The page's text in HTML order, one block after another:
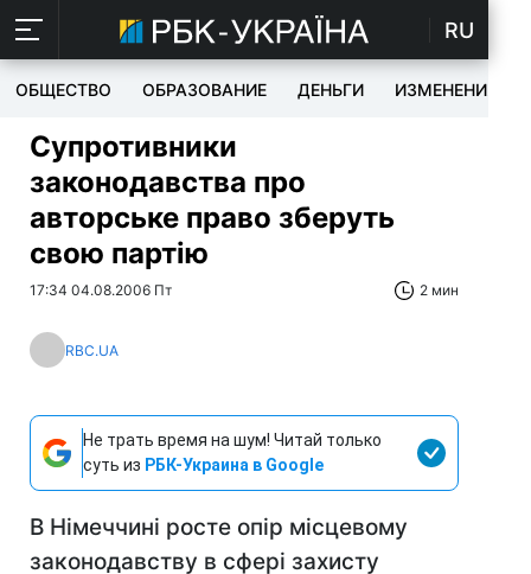
RU
ОБЩЕСТВО ОБРАЗОВАНИЕ ДЕНЬГИ ИЗМЕНЕНИЯ
Супротивники
законодавства про
авторське право зберуть
свою партію
17:34 04.08.2006 Пт 2 мин
RBC.UA
Не трать время на шум! Читай только
суть из РБК-Украина в Google
В Німеччині росте опір місцевому
законодавству в сфері захисту